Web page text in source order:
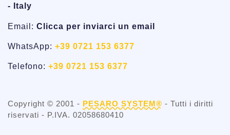
- Italy
Email: Clicca per inviarci un email
WhatsApp: +39 0721 153 6377
Telefono: +39 0721 153 6377
Copyright © 2001 - PESARO SYSTEM® - Tutti i diritti
riservati - P.IVA. 02058680410